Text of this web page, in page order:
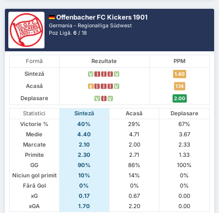
Offenbacher FC Kickers 1901
Germania - Regionalliga Südwest
Poz Ligă.6 / 18
Formă Rezultate
PPM
Sinteză
V Î Î Î V 1.40
Acasă E Î Î Î V 1.14
Deplasare V Î V 2.00
Statistici Sinteză Acasă
Deplasare
Victorie %
40% 29%
67%
Medie
4.40 4.71
3.67
Marcate
2.10 2.00
2.33
Primite
2.30 2.71
1.33
GG
90% 86%
100%
Niciun gol primit
10% 14%
0%
Fără Gol
0% 0%
0%
xG
0.17 0.67
0.00
xGA
1.70 2.20 0.00